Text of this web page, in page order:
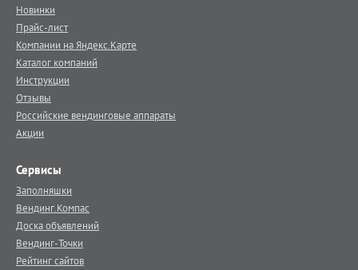
Новинки
Прайс-лист
Компании на Яндекс.Карте
Каталог компаний
Инструкции
Отзывы
Российские вендинговые аппараты
Акции
Сервисы
Заполняшки
Вендинг.Компас
Доска объявлений
Вендинг-Точки
Рейтинг сайтов